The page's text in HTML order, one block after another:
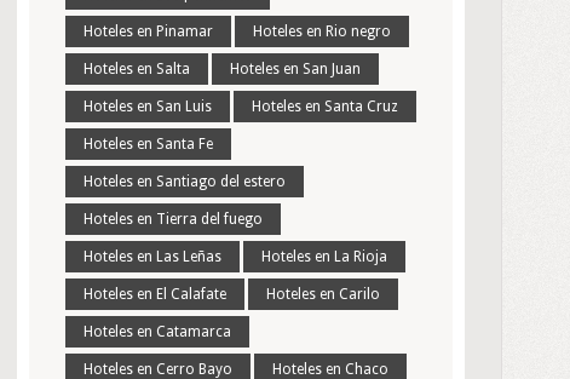
Hoteles en Pinamar Hoteles en Rio negro
Hoteles en Salta Hoteles en San Juan
Hoteles en San Luis Hoteles en Santa Cruz
Hoteles en Santa Fe
Hoteles en Santiago del estero
Hoteles en Tierra del fuego
Hoteles en Las Leñas Hoteles en La Rioja
Hoteles en El Calafate Hoteles en Carilo
Hoteles en Catamarca
Hoteles en Cerro Bayo Hoteles en Chaco